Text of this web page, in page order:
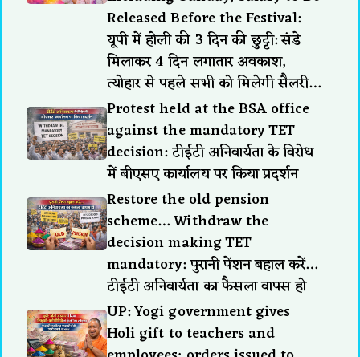
Released Before the Festival:
यूपी में होली की 3 दिन की छुट्टी: संडे
मिलाकर 4 दिन लगातार अवकाश,
त्योहार से पहले सभी को मिलेगी सैलरी…
Protest held at the BSA office
against the mandatory TET
decision: टीईटी अनिवार्यता के विरोध
में बीएसए कार्यालय पर किया प्रदर्शन
Restore the old pension
scheme… Withdraw the
decision making TET
mandatory: पुरानी पेंशन बहाल करें…
टीईटी अनिवार्यता का फैसला वापस हो
UP: Yogi government gives
Holi gift to teachers and